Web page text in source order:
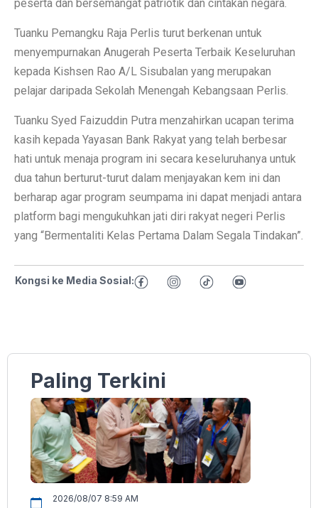
peserta dan bersemangat patriotik dan cintakan negara.
Tuanku Pemangku Raja Perlis turut berkenan untuk
menyempurnakan Anugerah Peserta Terbaik Keseluruhan
kepada Kishsen Rao A/L Sisubalan yang merupakan
pelajar daripada Sekolah Menengah Kebangsaan Perlis.
Tuanku Syed Faizuddin Putra menzahirkan ucapan terima
kasih kepada Yayasan Bank Rakyat yang telah berbesar
hati untuk menaja program ini secara keseluruhanya untuk
dua tahun berturut-turut dalam menjayakan kem ini dan
berharap agar program seumpama ini dapat menjadi antara
platform bagi mengukuhkan jati diri rakyat negeri Perlis
yang “Bermentaliti Kelas Pertama Dalam Segala Tindakan”.
Kongsi ke Media Sosial:
Paling Terkini
2026/08/07 8:59 AM